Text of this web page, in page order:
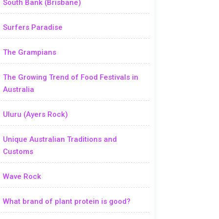
South Bank (Brisbane)
Surfers Paradise
The Grampians
The Growing Trend of Food Festivals in
Australia
Uluru (Ayers Rock)
Unique Australian Traditions and
Customs
Wave Rock
What brand of plant protein is good?